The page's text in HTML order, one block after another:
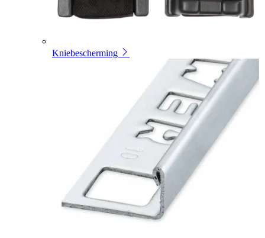
Kniebescherming